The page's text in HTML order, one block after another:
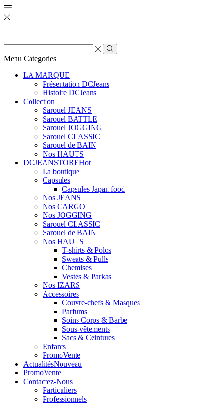
Zone
de
Rechercher
Menu Categories
LA MARQUE
Présentation DCJeans
Histoire DCJeans
Collection
Sarouel JEANS
Sarouel BATTLE
Sarouel JOGGING
Sarouel CLASSIC
Sarouel de BAIN
Nos HAUTS
DCJEANSTOREHot
La boutique
Capsules
Capsules Japan food
Nos JEANS
Nos CARGO
Nos JOGGING
Sarouel CLASSIC
Sarouel de BAIN
Nos HAUTS
T-shirts & Polos
Sweats & Pulls
Chemises
Vestes & Parkas
Nos IZARS
Accessoires
Couvre-chefs & Masques
Parfums
Soins Corps & Barbe
Sous-vêtements
Sacs & Ceintures
Enfants
PromoVente
ActualitésNouveau
PromoVente
Contactez-Nous
Particuliers
Professionnels